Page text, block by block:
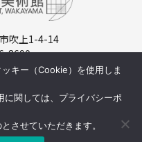
吹上1-4-14
8690
場は16:30まで）
クセス
キー（Cookie）を使用しま
関しては、プライバシーポ
させていただきます。